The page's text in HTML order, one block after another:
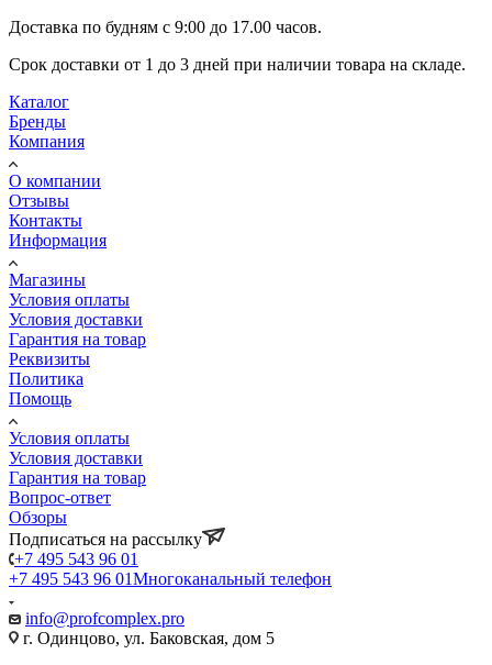
Доставка по будням с 9:00 до 17.00 часов.
Срок доставки от 1 до 3 дней при наличии товара на складе.
Каталог
Бренды
Компания
О компании
Отзывы
Контакты
Информация
Магазины
Условия оплаты
Условия доставки
Гарантия на товар
Реквизиты
Политика
Помощь
Условия оплаты
Условия доставки
Гарантия на товар
Вопрос-ответ
Обзоры
Подписаться на рассылку
+7 495 543 96 01
+7 495 543 96 01Многоканальный телефон
info@profcomplex.pro
г. Одинцово, ул. Баковская, дом 5